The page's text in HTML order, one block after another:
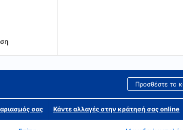
Προσθέστε το
σας Κάντε αλλαγές στην κράτησή σας online